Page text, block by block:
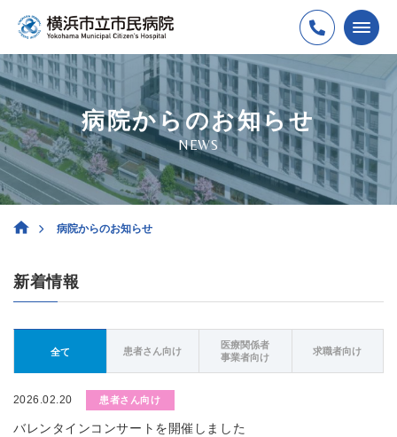
病院からのお知らせ
NEWS
病院からのお知らせ
新着情報
全て 患者さん向け
医療関係者
事業者向け
求職者向け
2026.02.20 患者さん向け
バレンタインコンサートを開催しました